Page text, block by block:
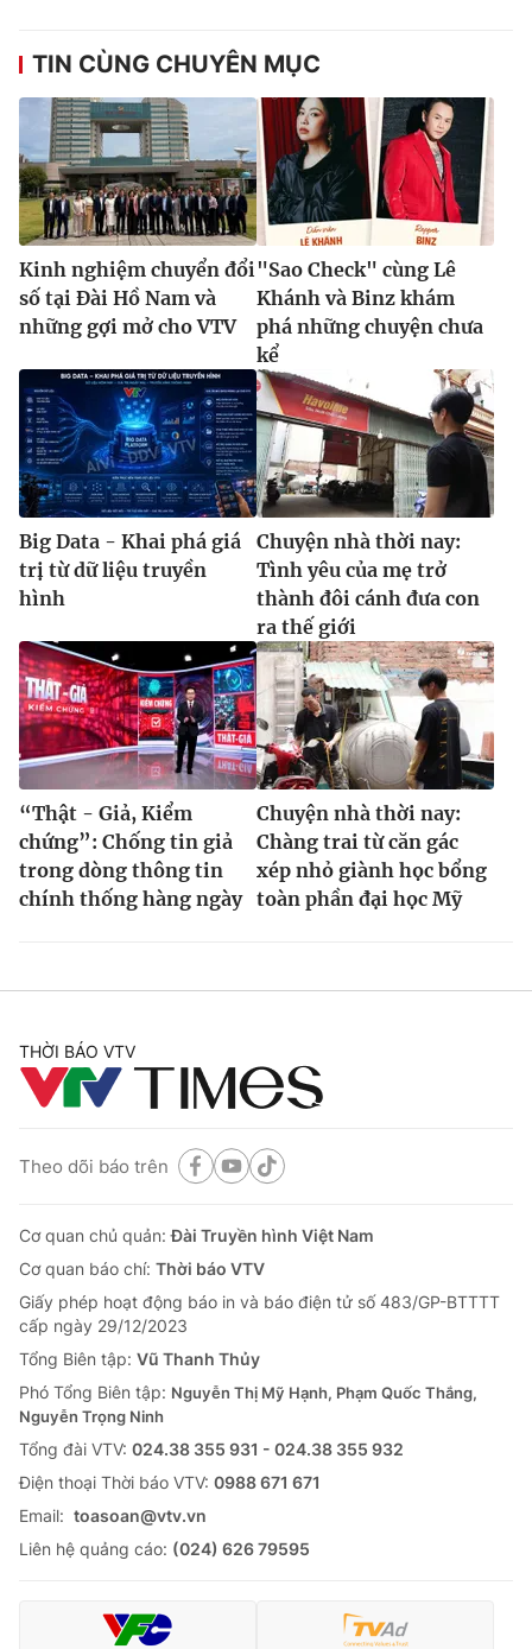
TIN CÙNG CHUYÊN MỤC
Kinh nghiệm chuyển đổi
số tại Đài Hồ Nam và
những gợi mở cho VTV
"Sao Check" cùng Lê
Khánh và Binz khám
phá những chuyện chưa
kể
Big Data - Khai phá giá
trị từ dữ liệu truyền
hình
Chuyện nhà thời nay:
Tình yêu của mẹ trở
thành đôi cánh đưa con
ra thế giới
“Thật - Giả, Kiểm
chứng”: Chống tin giả
trong dòng thông tin
chính thống hàng ngày
Chuyện nhà thời nay:
Chàng trai từ căn gác
xép nhỏ giành học bổng
toàn phần đại học Mỹ
THỜI BÁO VTV
Theo dõi báo trên
Cơ quan chủ quản:Đài Truyền hình Việt Nam
Cơ quan báo chí: Thời báo VTV
Giấy phép hoạt động báo in và báo điện tử số 483/GP-BTTTT
cấp ngày 29/12/2023
Tổng Biên tập: Vũ Thanh Thủy
Phó Tổng Biên tập: Nguyễn Thị Mỹ Hạnh, Phạm Quốc Thắng,
Nguyễn Trọng Ninh
Tổng đài VTV: 024.38 355 931 - 024.38 355 932
Ðiện thoại Thời báo VTV: 0988 671 671
Email: toasoan@vtv.vn
Liên hệ quảng cáo: (024) 626 79595